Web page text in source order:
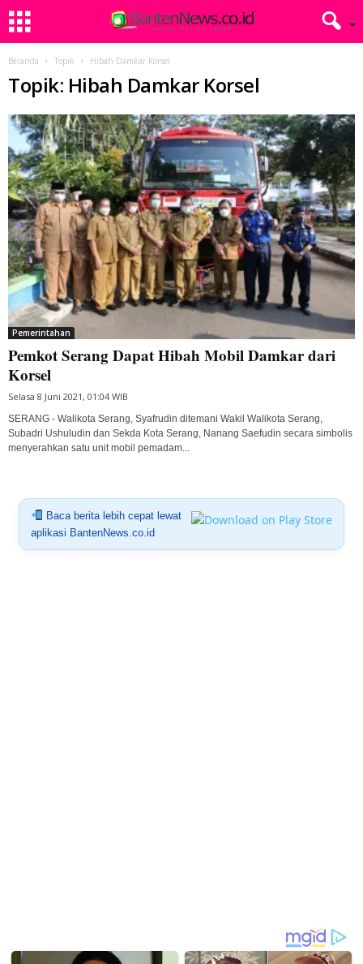
Beranda Topik Hibah Damkar Korsel
Topik: Hibah Damkar Korsel
Pemerintahan
Pemkot Serang Dapat Hibah Mobil Damkar dari
Korsel
Selasa 8 Juni 2021, 01:04 WIB
SERANG - Walikota Serang, Syafrudin ditemani Wakil Walikota Serang,
Subadri Ushuludin dan Sekda Kota Serang, Nanang Saefudin secara simbolis
menyerahkan satu unit mobil pemadam...
Baca berita lebih cepat lewat
aplikasi BantenNews.co.id